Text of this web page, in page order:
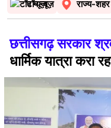
टॉप न्यूज़ राज्य-शहर
छत्तीसगढ़ सरकार
धार्मिक यात्रा